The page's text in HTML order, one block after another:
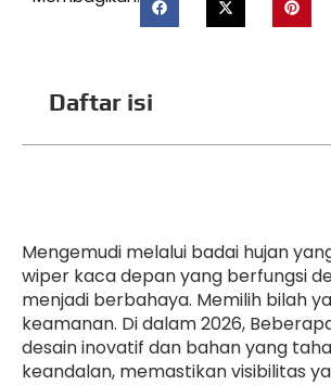
Daftar isi
Mengemudi melalui badai hujan
wiper kaca depan yang berfungsi
menjadi berbahaya. Memilih bilah
keamanan. Di dalam 2026,
desain inovatif dan bahan yang
keandalan, memastikan visibilitas